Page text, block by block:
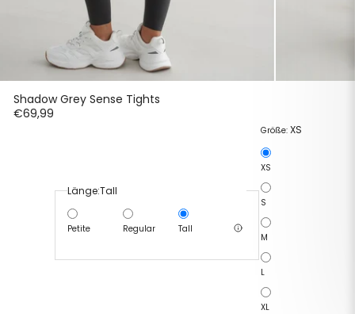
Shadow Grey Sense Tights
€69,99
Länge:Tall
Petite Regular Tall
Größe: XS
XS
S
M
L
XL